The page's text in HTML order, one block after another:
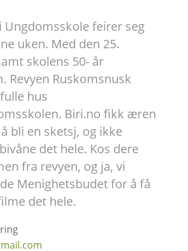
Ungdomsskole feirer seg
uken. Med den 25.
skolens 50- år
Revyen Ruskomsnusk
hus
Biri.no fikk æren
bli en sketsj, og ikke
det hele. Kos dere
fra revyen, og ja, vi
Menighetsbudet for å få
det hele.